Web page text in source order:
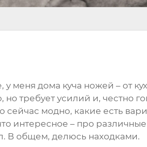
меня дома куча ножей – от
требует усилий и, честно
сейчас модно, какие есть
интересное – про
В общем, делюсь находками.